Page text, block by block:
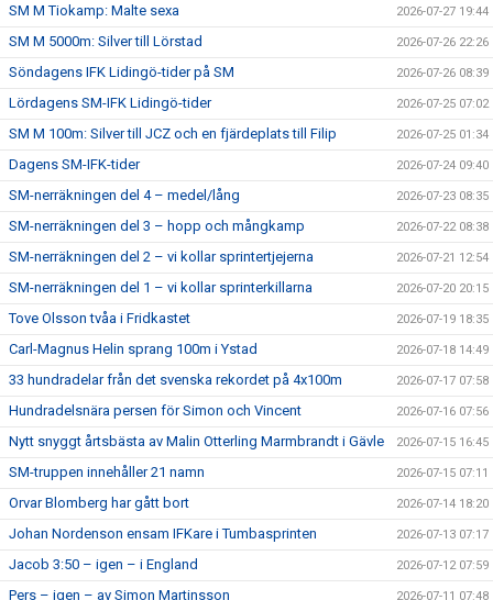
SM M Tiokamp: Malte sexa 2026-07-27 19:44
SM M 5000m: Silver till Lörstad 2026-07-26 22:26
Söndagens IFK Lidingö-tider på SM 2026-07-26 08:39
Lördagens SM-IFK Lidingö-tider 2026-07-25 07:02
SM M 100m: Silver till JCZ och en fjärdeplats till Filip 2026-07-25 01:34
Dagens SM-IFK-tider 2026-07-24 09:40
SM-nerräkningen del 4 – medel/lång 2026-07-23 08:35
SM-nerräkningen del 3 – hopp och mångkamp 2026-07-22 08:38
SM-nerräkningen del 2 – vi kollar sprintertjejerna 2026-07-21 12:54
SM-nerräkningen del 1 – vi kollar sprinterkillarna 2026-07-20 20:15
Tove Olsson tvåa i Fridkastet 2026-07-19 18:35
Carl-Magnus Helin sprang 100m i Ystad 2026-07-18 14:49
33 hundradelar från det svenska rekordet på 4x100m 2026-07-17 07:58
Hundradelsnära persen för Simon och Vincent 2026-07-16 07:56
Nytt snyggt årtsbästa av Malin Otterling Marmbrandt i Gävle 2026-07-15 16:45
SM-truppen innehåller 21 namn 2026-07-15 07:11
Orvar Blomberg har gått bort 2026-07-14 18:20
Johan Nordenson ensam IFKare i Tumbasprinten 2026-07-13 07:17
Jacob 3:50 – igen – i England 2026-07-12 07:59
Pers – igen – av Simon Martinsson 2026-07-11 07:48